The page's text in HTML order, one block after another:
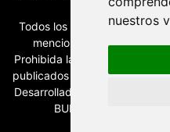
nuestros
Todos los
Todos los nombres, marcas,
mencionados son
Prohibida la reproducción
publicados incluyendo
Desarrollado por
BURO DE